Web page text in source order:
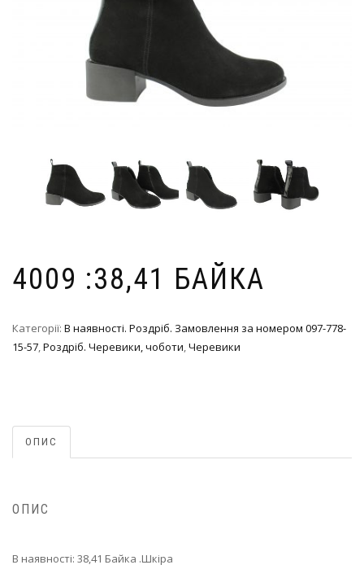
4009 :38,41 БАЙКА
Категорії: В наявності. Роздріб. Замовлення за номером 097-778-
15-57,Роздріб. Черевики, чоботи,Черевики
ОПИС
ОПИС
В наявності: 38,41 Байка .Шкіра